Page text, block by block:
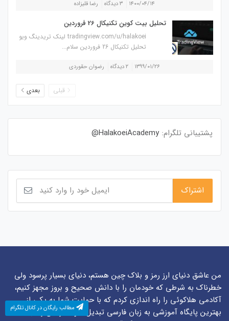
۱۴۰۰/۰۴/۱۴ ۳ دیدگاه رضا قلیزاده
تحلیل بیت کوین تکنیکال 26 فروردین
tradingview.com/u/halakoei لینک تریدینگ ویو
تحلیل تکنیکال 26 فروردین سلام...
۱۳۹۹/۰۱/۲۶ ۲ دیدگاه رضوان حقوردی
قبلی بعدی
پشتیبانی تلگرام: HalakoeiAcademy@
من عاشق دنیای ارز رمز و بلاک چین هستم، دنیای بسیار پرسود ولی
خطرناک به شرطی که خودمان را با دانش صحیح و بروز مجهز کنیم،
آکادمی هلاکوئی را راه اندازی کردم که با حمایت شما به یکی از
بهترین پایگاه آموزشی به زبان فارسی تبدیل شود. در این راه با
مطالب رایگان در کانال تلگرام